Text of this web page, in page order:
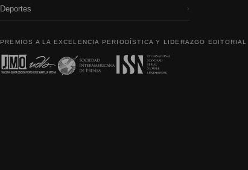
Deportes ›
PREMIOS A LA EXCELENCIA PERIODÍSTICA Y LIDERAZGO EDITORIAL